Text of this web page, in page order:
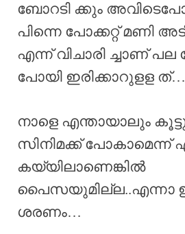
ബോറടി ക്കും
പിന്നെ പോക്കറ്റ് മണി
എന്ന് വിചാരി ച്ചാണ് പല
പോയി ഇരിക്കാറുളള ത്…
നാളെ എന്തായാലും
സിനിമക്ക് പോകാമെന്ന്
കയ്യിലാണെങ്കിൽ
പൈസയുമില്ല..എന്നാ
ശരണം…